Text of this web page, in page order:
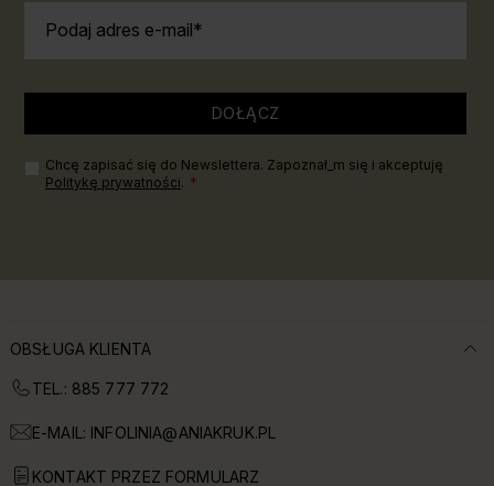
Podaj adres e-mail
DOŁĄCZ
Chcę zapisać się do Newslettera. Zapoznał_m się i akceptuję
Politykę prywatności.
OBSŁUGA KLIENTA
TEL.: 885 777 772
E-MAIL: INFOLINIA@ANIAKRUK.PL
KONTAKT PRZEZ FORMULARZ